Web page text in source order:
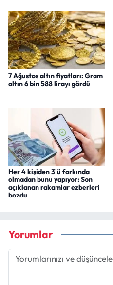
7 Ağustos altın fiyatları: Gram
altın 6 bin 588 lirayı gördü
Her 4 kişiden 3'ü farkında
olmadan bunu yapıyor: Son
açıklanan rakamlar ezberleri
bozdu
Yorumlar